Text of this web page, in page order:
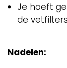
Je hoeft
de
Nadelen: